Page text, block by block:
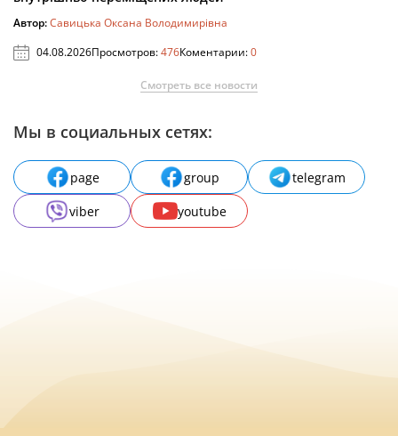
Автор:Савицька Оксана Володимирівна
04.08.2026Просмотров:476Коментарии:0
Смотреть все новости
Мы в социальных сетях:
page group
telegram
viber
youtube